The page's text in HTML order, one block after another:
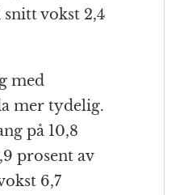
vokst 2,4
med
mer tydelig.
på 10,8
prosent av
6,7